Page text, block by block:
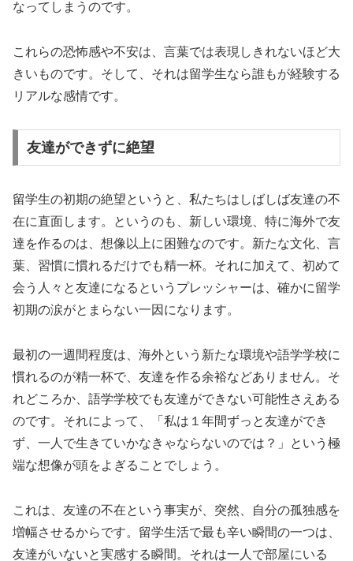
なってしまうのです。
これらの恐怖感や不安は、言葉では表現しきれないほど大
きいものです。そして、それは留学生なら誰もが経験する
リアルな感情です。
友達ができずに絶望
留学生の初期の絶望というと、私たちはしばしば友達の不
在に直面します。というのも、新しい環境、特に海外で友
達を作るのは、想像以上に困難なのです。新たな文化、言
葉、習慣に慣れるだけでも精一杯。それに加えて、初めて
会う人々と友達になるというプレッシャーは、確かに留学
初期の涙がとまらない一因になります。
最初の一週間程度は、海外という新たな環境や語学学校に
慣れるのが精一杯で、友達を作る余裕などありません。そ
れどころか、語学学校でも友達ができない可能性さえある
のです。それによって、「私は１年間ずっと友達ができ
ず、一人で生きていかなきゃならないのでは？」という極
端な想像が頭をよぎることでしょう。
これは、友達の不在という事実が、突然、自分の孤独感を
増幅させるからです。留学生活で最も辛い瞬間の一つは、
友達がいないと実感する瞬間。それは一人で部屋にいる